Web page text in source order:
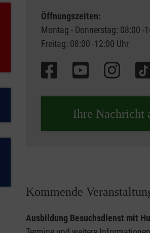
Öffnungszeiten:
Montag - Donnerstag: 08:00 -
Freitag: 08:00 -12:00 Uhr
Ihre Nachricht
Kommende
Ausbildung Besuchsdienst mit